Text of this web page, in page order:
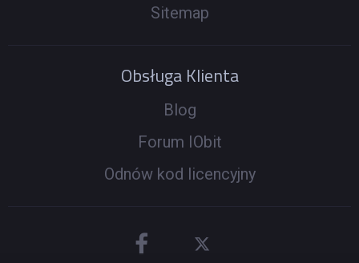
Sitemap
Obsługa Klienta
Blog
Forum IObit
Odnów kod licencyjny